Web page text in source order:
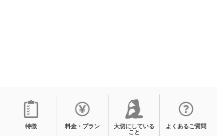
特徴 料金・プラン
大切にしている
こと
よくあるご質問